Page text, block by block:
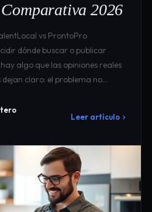
2026
vs ProntoPro
dónde buscar o publicar
algo que las opiniones reales
claro: el problema no…
Leer artículo